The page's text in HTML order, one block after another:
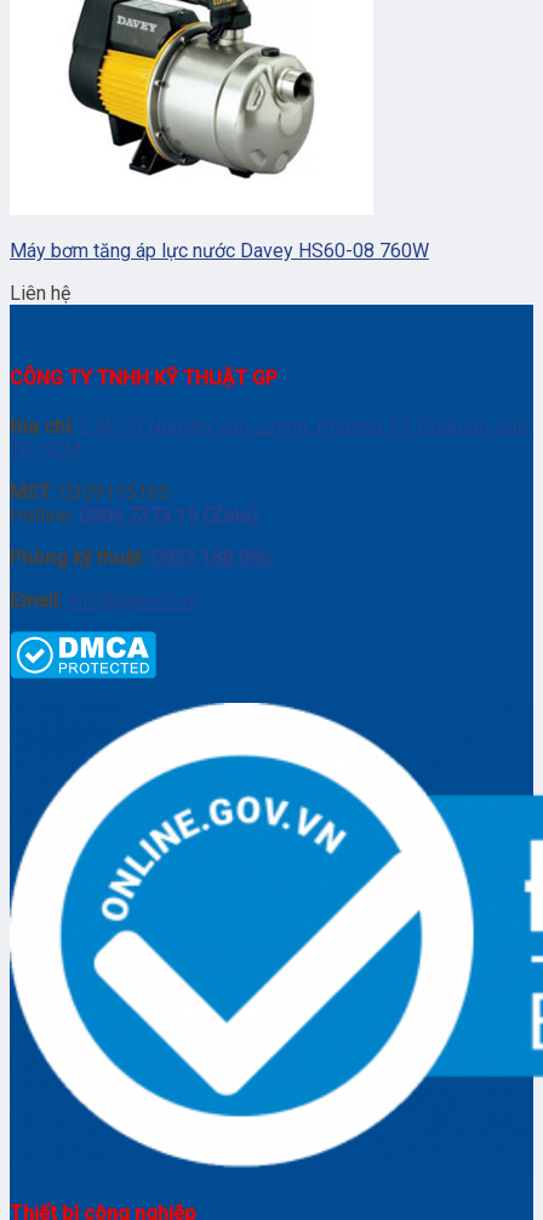
Máy bơm tăng áp lực nước Davey HS60-08 760W
Liên hệ
CÔNG TY TNHH KỸ THUẬT GP
Địa chỉ: 274/75 Nguyễn Văn Lượng, Phường 17, Quận Gò Vấp,
TP. HCM
MST: 0309115165
Hotline: 0906 7373 15 (Zalo)
Phòng kỹ thuật: 0937.188.996
Email: info@gptech.vn
Thiết bị công nghiệp